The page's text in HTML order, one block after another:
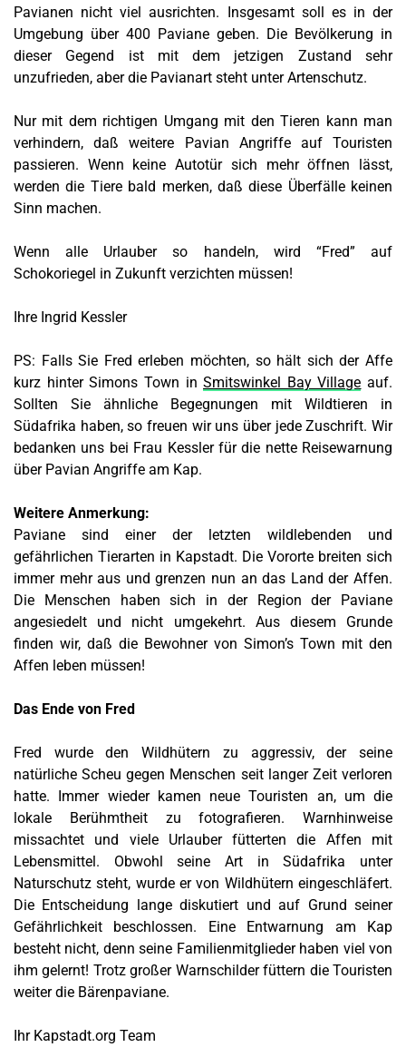
Pavianen nicht viel ausrichten. Insgesamt soll es in der
Umgebung über 400 Paviane geben. Die Bevölkerung in
dieser Gegend ist mit dem jetzigen Zustand sehr
unzufrieden, aber die Pavianart steht unter Artenschutz.
Nur mit dem richtigen Umgang mit den Tieren kann man
verhindern, daß weitere Pavian Angriffe auf Touristen
passieren. Wenn keine Autotür sich mehr öffnen lässt,
werden die Tiere bald merken, daß diese Überfälle keinen
Sinn machen.
Wenn alle Urlauber so handeln, wird “Fred” auf
Schokoriegel in Zukunft verzichten müssen!
Ihre Ingrid Kessler
PS: Falls Sie Fred erleben möchten, so hält sich der Affe
kurz hinter Simons Town inSmitswinkel Bay Village auf.
Sollten Sie ähnliche Begegnungen mit Wildtieren in
Südafrika haben, so freuen wir uns über jede Zuschrift. Wir
bedanken uns bei Frau Kessler für die nette Reisewarnung
über Pavian Angriffe am Kap.
Weitere Anmerkung:
Paviane sind einer der letzten wildlebenden und
gefährlichen Tierarten in Kapstadt. Die Vororte breiten sich
immer mehr aus und grenzen nun an das Land der Affen.
Die Menschen haben sich in der Region der Paviane
angesiedelt und nicht umgekehrt. Aus diesem Grunde
finden wir, daß die Bewohner von Simon’s Town mit den
Affen leben müssen!
Das Ende von Fred
Fred wurde den Wildhütern zu aggressiv, der seine
natürliche Scheu gegen Menschen seit langer Zeit verloren
hatte. Immer wieder kamen neue Touristen an, um die
lokale Berühmtheit zu fotografieren. Warnhinweise
missachtet und viele Urlauber fütterten die Affen mit
Lebensmittel. Obwohl seine Art in Südafrika unter
Naturschutz steht, wurde er von Wildhütern eingeschläfert.
Die Entscheidung lange diskutiert und auf Grund seiner
Gefährlichkeit beschlossen. Eine Entwarnung am Kap
besteht nicht, denn seine Familienmitglieder haben viel von
ihm gelernt! Trotz großer Warnschilder füttern die Touristen
weiter die Bärenpaviane.
Ihr Kapstadt.org Team